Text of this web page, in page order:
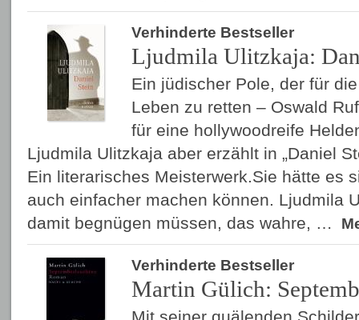
Verhinderte Bestseller
Ljudmila Ulitzkaja:
Ein jüdischer Pole, der für
Leben zu retten – Oswald
für eine hollywoodreife
Ljudmila Ulitzkaja aber erzählt in „Daniel
Ein literarisches Meisterwerk.Sie hätte es
auch einfacher machen können. Ljudmila
damit begnügen müssen, das wahre, …
Verhinderte Bestseller
Martin Gülich: